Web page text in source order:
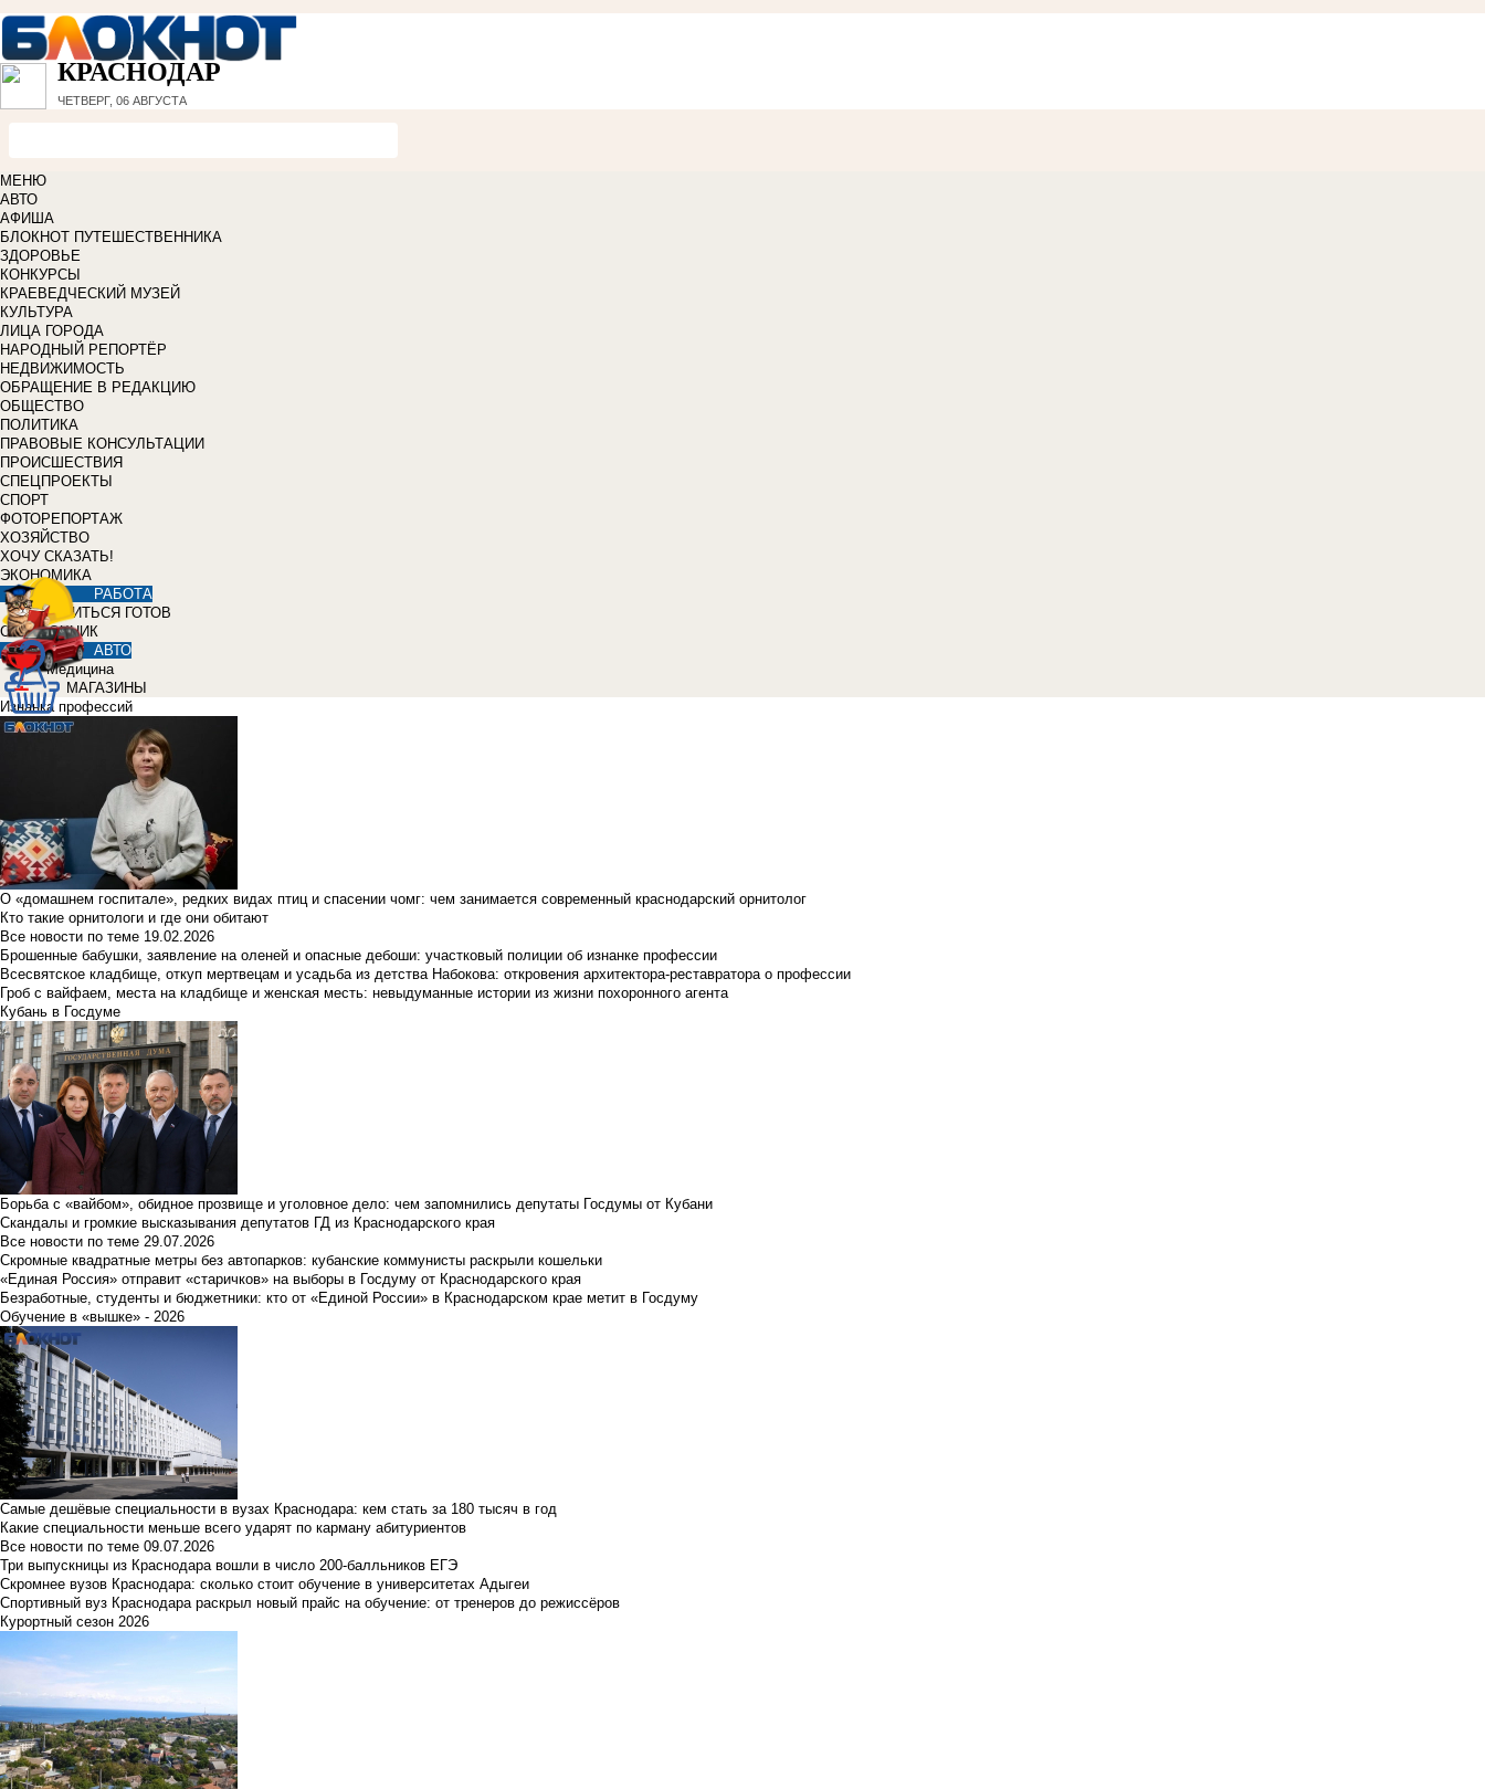
КРАСНОДАР
ЧЕТВЕРГ, 06 АВГУСТА
МЕНЮ
АВТО
АФИША
БЛОКНОТ ПУТЕШЕСТВЕННИКА
ЗДОРОВЬЕ
КОНКУРСЫ
КРАЕВЕДЧЕСКИЙ МУЗЕЙ
КУЛЬТУРА
ЛИЦА ГОРОДА
НАРОДНЫЙ РЕПОРТЁР
НЕДВИЖИМОСТЬ
ОБРАЩЕНИЕ В РЕДАКЦИЮ
ОБЩЕСТВО
ПОЛИТИКА
ПРАВОВЫЕ КОНСУЛЬТАЦИИ
ПРОИСШЕСТВИЯ
СПЕЦПРОЕКТЫ
СПОРТ
ФОТОРЕПОРТАЖ
ХОЗЯЙСТВО
ХОЧУ СКАЗАТЬ!
ЭКОНОМИКА
РАБОТА
УЧИТЬСЯ ГОТОВ
СПРАВОЧНИК
АВТО
Медицина
МАГАЗИНЫ
Изнанка профессий
О «домашнем госпитале», редких видах птиц и спасении чомг: чем занимается современный краснодарский орнитолог
Кто такие орнитологи и где они обитают
Все новости по теме 19.02.2026
Брошенные бабушки, заявление на оленей и опасные дебоши: участковый полиции об изнанке профессии
Всесвятское кладбище, откуп мертвецам и усадьба из детства Набокова: откровения архитектора-реставратора о профессии
Гроб с вайфаем, места на кладбище и женская месть: невыдуманные истории из жизни похоронного агента
Кубань в Госдуме
Борьба с «вайбом», обидное прозвище и уголовное дело: чем запомнились депутаты Госдумы от Кубани
Скандалы и громкие высказывания депутатов ГД из Краснодарского края
Все новости по теме 29.07.2026
Скромные квадратные метры без автопарков: кубанские коммунисты раскрыли кошельки
«Единая Россия» отправит «старичков» на выборы в Госдуму от Краснодарского края
Безработные, студенты и бюджетники: кто от «Единой России» в Краснодарском крае метит в Госдуму
Обучение в «вышке» - 2026
Самые дешёвые специальности в вузах Краснодара: кем стать за 180 тысяч в год
Какие специальности меньше всего ударят по карману абитуриентов
Все новости по теме 09.07.2026
Три выпускницы из Краснодара вошли в число 200-балльников ЕГЭ
Скромнее вузов Краснодара: сколько стоит обучение в университетах Адыгеи
Спортивный вуз Краснодара раскрыл новый прайс на обучение: от тренеров до режиссёров
Курортный сезон 2026